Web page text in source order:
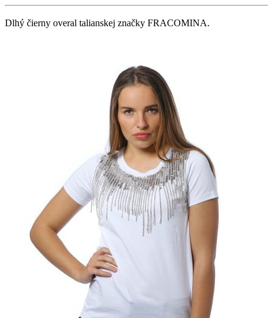
Dlhý čierny overal talianskej značky FRACOMINA.